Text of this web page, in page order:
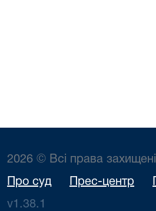
2026 © Всі права захищені
Про суд Прес-центр
v1.38.1